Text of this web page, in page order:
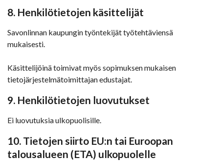
8. Henkilötietojen käsittelijät
Savonlinnan kaupungin työntekijät työtehtäviensä
mukaisesti.
Käsittelijöinä toimivat myös sopimuksen mukaisen
tietojärjestelmätoimittajan edustajat.
9. Henkilötietojen luovutukset
Ei luovutuksia ulkopuolisille.
10. Tietojen siirto EU:n tai Euroopan
talousalueen (ETA) ulkopuolelle